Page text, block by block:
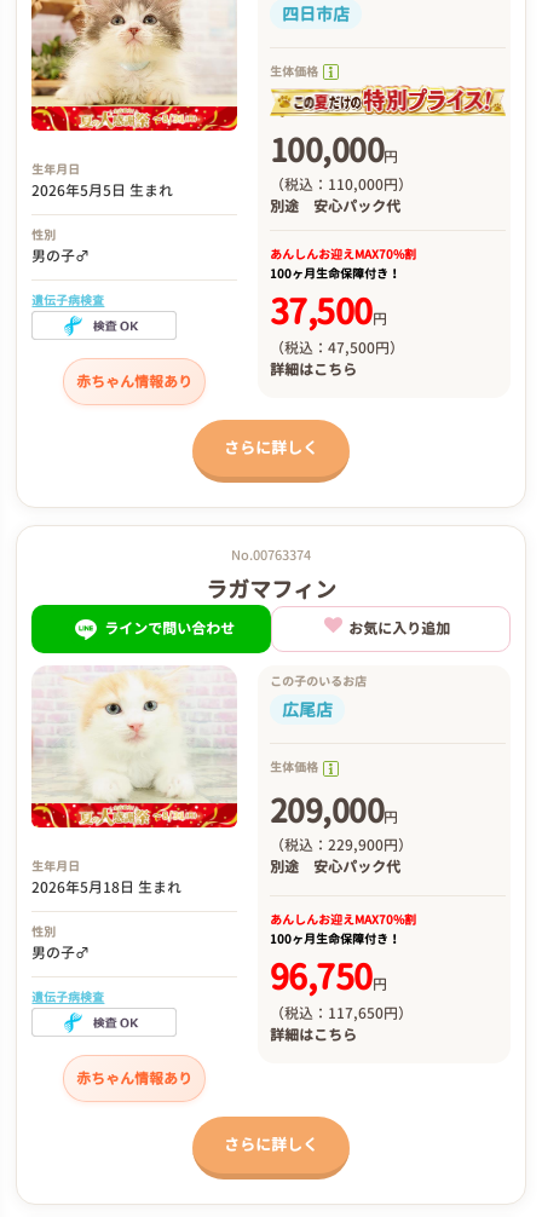
生年月日
2026年5月5日 生まれ
性別
男の子♂
遺伝子病検査
赤ちゃん情報あり
四日市店
生体価格
100,000円
（税込：110,000円）
別途 安心パック代
あんしんお迎えMAX70%割
100ヶ月生命保障付き！
37,500円
（税込：47,500円）
詳細はこちら
さらに詳しく
No.00763374
ラガマフィン
ラインで問い合わせ お気に入り追加
生年月日
2026年5月18日 生まれ
性別
男の子♂
遺伝子病検査
赤ちゃん情報あり
この子のいるお店
広尾店
生体価格
209,000円
（税込：229,900円）
別途 安心パック代
あんしんお迎えMAX70%割
100ヶ月生命保障付き！
96,750円
（税込：117,650円）
詳細はこちら
さらに詳しく